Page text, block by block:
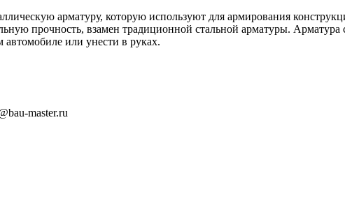
арматуру, которую используют для армирования
прочность, взамен традиционной стальной арматуры. Арматура
или унести в руках.
master.ru